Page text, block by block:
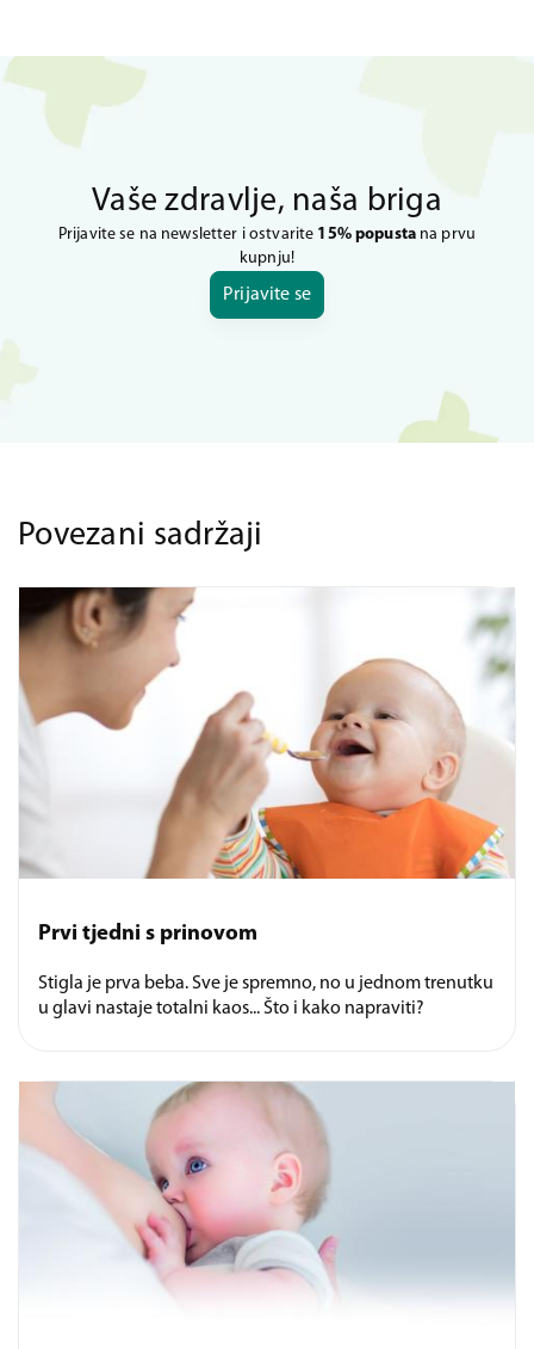
Vaše zdravlje, naša briga
Prijavite se na newsletter i ostvarite 15% popustana prvu
kupnju!
Prijavite se
Povezani sadržaji
Prvi tjedni s prinovom
Stigla je prva beba. Sve je spremno, no u jednom trenutku
u glavi nastaje totalni kaos... Što i kako napraviti?